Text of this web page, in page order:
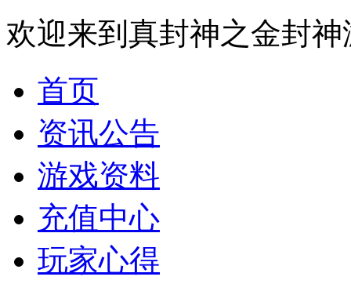
欢迎来到真封神之金封
首页
资讯公告
游戏资料
充值中心
玩家心得